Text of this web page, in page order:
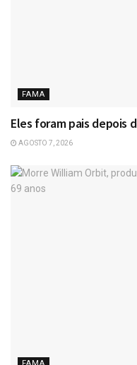
FAMA
Eles foram pais depois
AGOSTO 7, 2026
FAMA